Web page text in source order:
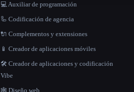
💻 Auxiliar de programación
🦾 Codificación de agencia
🔌 Complementos y extensiones
📱 Creador de aplicaciones móviles
🛠️ Creador de aplicaciones y codificación
Vibe
🕸 Diseño web